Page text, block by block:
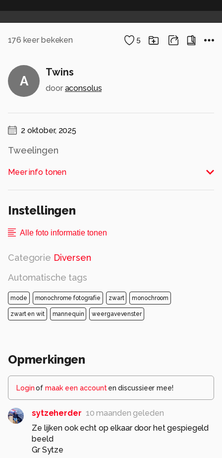
176 keer bekeken 5
A
Twins
door aconsolus
2 oktober, 2025
Tweelingen
Alle rechten voorbehouden
Meer info tonen
Instellingen
Alle foto informatie tonen
Categorie Diversen
Automatische tags
mode monochrome fotografie zwart monochroom
zwart en wit mannequin weergavevenster
Opmerkingen
Loginof maak een account en discussieer mee!
sytzeherder 10 maanden geleden
Ze lijken ook echt op elkaar door het gespiegeld
beeld
Gr Sytze